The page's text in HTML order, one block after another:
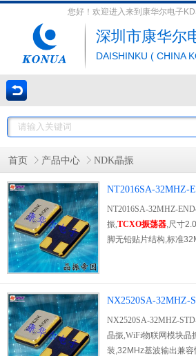
您好！欢迎进入来到康华尔电子
深圳市康华尔
DAISHINKU ( CHINA
首页 产品中心 NDK晶振
NT2016SA-32MHZ-
产晶振,TCXO振荡器
NT2016SA-32MHZ-
振,TCXO振荡器,尺寸
脚无铅贴片结构,标准
配电池供电设备.全温-
±2.5ppm,内置精密温度
境温差带来的时钟漂移,
运行时序稳定.广泛用于
组,4G/5G无线通信,车
NX2520SA-32MHZ-
基站晶振,WiFi物联
NX2520SA-32MHZ-
晶振,WiFi物联网模块晶
装,32MHz基波输出兼